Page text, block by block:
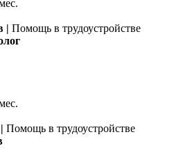
| Помощь в трудоустройстве
Помощь в трудоустройстве